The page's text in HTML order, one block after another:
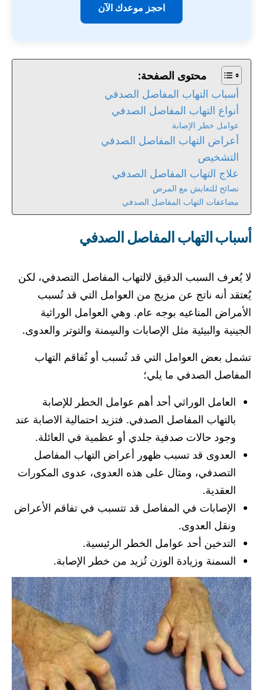
احجز موعدك الآن
محتوى الصفحة:
أسباب التهاب المفاصل الصدفي
أنواع التهاب المفاصل الصدفي
عوامل خطر الإصابة
أعراض التهاب المفاصل الصدفي
التشخيص
علاج التهاب المفاصل الصدفي
نصائح للتعايش مع المرض
مضاعفات التهاب المفاصل الصدفي
أسباب التهاب المفاصل الصدفي
لا يُعرف السبب الدقيق لالتهاب المفاصل التصدفي، لكن
يُعتقد أنه ناتج عن مزيج من العوامل التي قد تُسبب
الأمراض المناعيه بوجه عام. وهي العوامل الوراثية
الجينية والبيئية مثل الإصابات والسِمنة والتوتر والعدوى.
تشمل بعض العوامل التي قد تُسبب أو تُفاقم التهاب
المفاصل الصدفي ما يلي؛
العامل الوراثي أحد أهم عوامل الخطر للإصابة
بالتهاب المفاصل الصدفي. فتزيد احتمالية الاصابة عند
وجود حالات صدفية جلدي أو عظمية في العائلة.
العدوى قد تسبب ظهور أعراض التهاب المفاصل
التصدفي، ومثال على هذه العدوى، عدوى المكورات
العقدية.
الإصابات في المفاصل قد تتسبب في تفاقم الأعراض
ونقل العدوى.
التدخين أحد عوامل الخطر الرئيسية.
السمنة وزيادة الوزن تُزيد من خطر الإصابة.